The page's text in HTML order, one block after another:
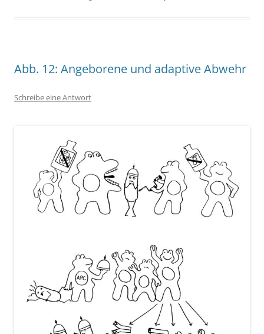
Abb. 12: Angeborene und adaptive Abwehr
Schreibe eine Antwort